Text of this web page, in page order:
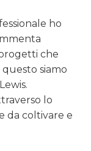
ho
che
siamo
lo
da coltivare e